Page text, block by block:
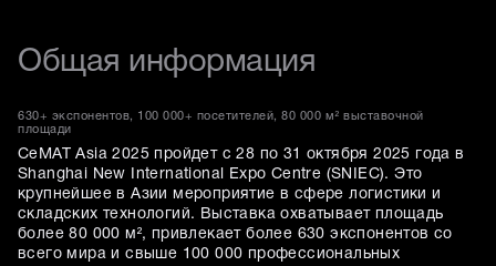
Общая информация
630+ экспонентов, 100 000+ посетителей, 80 000 м² выставочной
площади
CeMAT Asia 2025 пройдет с 28 по 31 октября 2025 года в
Shanghai New International Expo Centre (SNIEC). Это
крупнейшее в Азии мероприятие в сфере логистики и
складских технологий. Выставка охватывает площадь
более 80 000 м², привлекает более 630 экспонентов со
всего мира и свыше 100 000 профессиональных